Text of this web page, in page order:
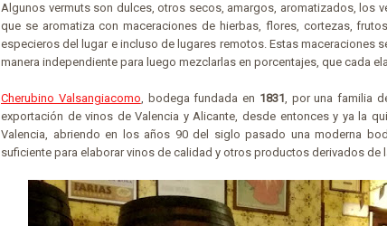
Algunos vermuts son dulces, otros secos, amargos, aromatizados, los
que se aromatiza con maceraciones de hierbas, flores, cortezas,
especieros del lugar e incluso de lugares remotos. Estas maceraciones
manera independiente para luego mezclarlas en porcentajes, que cada
Cherubino Valsangiacomo, bodega fundada en 1831, por una familia
exportación de vinos de Valencia y Alicante, desde entonces y ya la
Valencia, abriendo en los años 90 del siglo pasado una moderna
suficiente para elaborar vinos de calidad y otros productos derivados de